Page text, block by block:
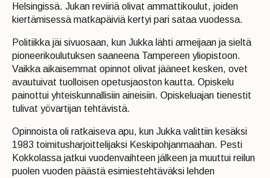
Helsingissä. Jukan reviiriä olivat ammattikoulut, joiden
kiertämisessä matkapäiviä kertyi pari sataa vuodessa.
Politiikka jäi sivuosaan, kun Jukka lähti armeijaan ja sieltä
pioneerikoulutuksen saaneena Tampereen yliopistoon.
Vaikka aikaisemmat opinnot olivat jääneet kesken, ovet
avautuivat tuolloisen opetusjaoston kautta. Opiskelu
painottui yhteiskunnallisiin aineisiin. Opiskeluajan tienestit
tulivat yövartijan tehtävistä.
Opinnoista oli ratkaiseva apu, kun Jukka valittiin kesäksi
1983 toimitusharjoittelijaksi Keskipohjanmaahan. Pesti
Kokkolassa jatkui vuodenvaihteen jälkeen ja muuttui reilun
puolen vuoden päästä esimiestehtäväksi lehden